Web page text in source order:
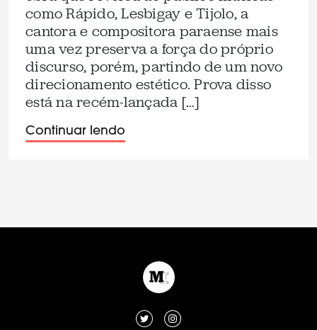
como Rápido, Lesbigay e Tijolo, a
cantora e compositora paraense mais
uma vez preserva a força do próprio
discurso, porém, partindo de um novo
direcionamento estético. Prova disso
está na recém-lançada […]
Continuar lendo